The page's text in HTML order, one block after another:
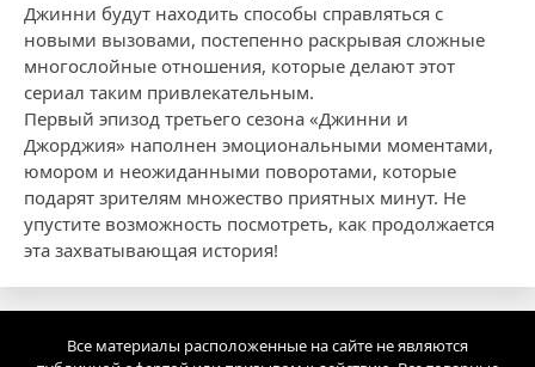
Джинни будут находить способы справляться с
новыми вызовами, постепенно раскрывая сложные
многослойные отношения, которые делают этот
сериал таким привлекательным.
Первый эпизод третьего сезона «Джинни и
Джорджия» наполнен эмоциональными моментами,
юмором и неожиданными поворотами, которые
подарят зрителям множество приятных минут. Не
упустите возможность посмотреть, как продолжается
эта захватывающая история!
Все материалы расположенные на сайте не являются